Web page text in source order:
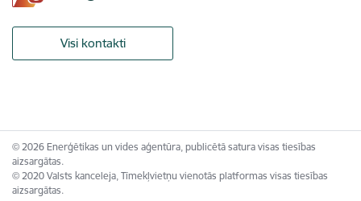
Visi kontakti
© 2026 Enerģētikas un vides aģentūra, publicētā satura visas tiesības
aizsargātas.
© 2020 Valsts kanceleja, Tīmekļvietņu vienotās platformas visas tiesības
aizsargātas.